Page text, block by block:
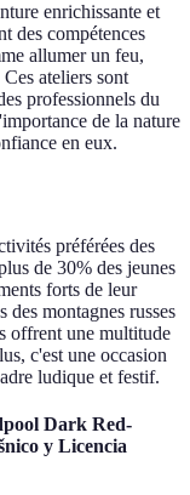
enrichissante et
des compétences
allumer un feu,
ateliers sont
professionnels du
de la nature
en eux.
préférées des
de 30% des jeunes
forts de leur
des montagnes russes
offrent une multitude
c'est une occasion
ludique et festif.
Dark Red-
y Licencia